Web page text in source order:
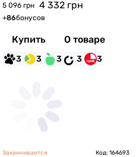
5 096 грн 4 332 грн
+86бонусов
Купить О товаре
3 3 3 3 3
Заканчивается Код: 164693